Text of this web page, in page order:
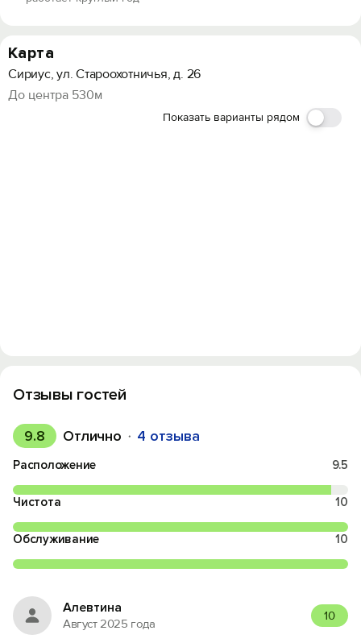
Карта
Сириус, ул. Староохотничья, д. 26
До центра 530м
Показать варианты рядом
Отзывы гостей
9.8 Отлично 4 отзыва
Расположение 9.5
Чистота 10
Обслуживание 10
Алевтина
Август 2025 года
10